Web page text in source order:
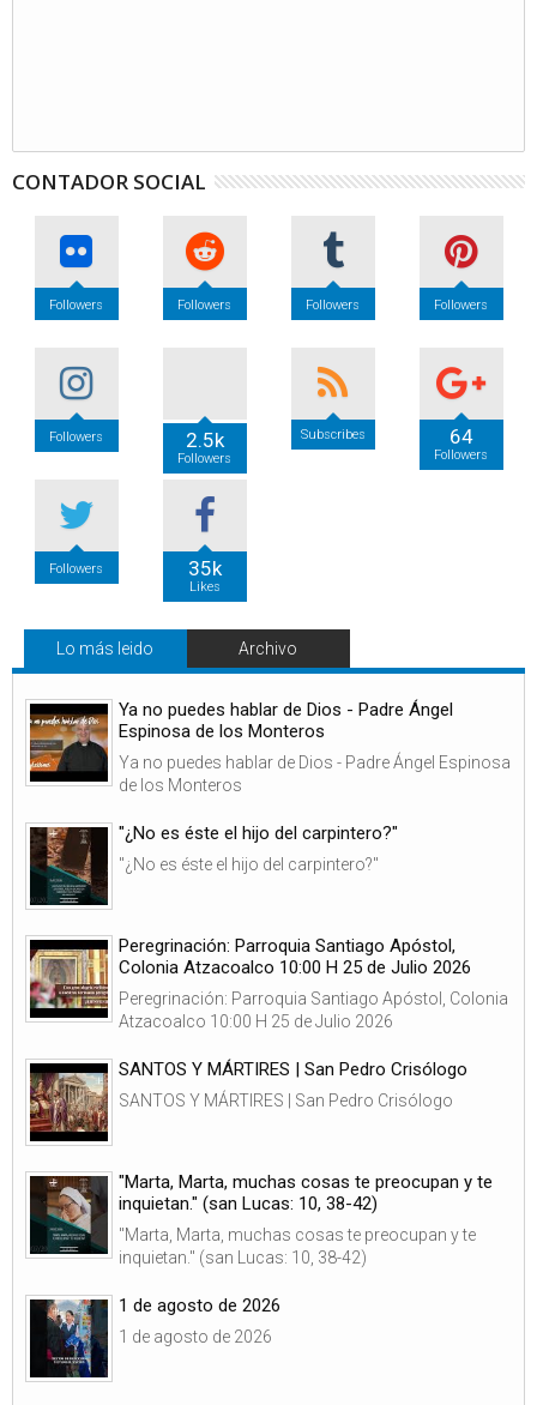
CONTADOR SOCIAL
Followers Followers Followers Followers
Followers 2.5k
Followers
Subscribes 64
Followers
Followers 35k
Likes
Lo más leido Archivo
Ya no puedes hablar de Dios - Padre Ángel
Espinosa de los Monteros
Ya no puedes hablar de Dios - Padre Ángel Espinosa
de los Monteros
"¿No es éste el hijo del carpintero?"
"¿No es éste el hijo del carpintero?"
Peregrinación: Parroquia Santiago Apóstol,
Colonia Atzacoalco 10:00 H 25 de Julio 2026
Peregrinación: Parroquia Santiago Apóstol, Colonia
Atzacoalco 10:00 H 25 de Julio 2026
SANTOS Y MÁRTIRES | San Pedro Crisólogo
SANTOS Y MÁRTIRES | San Pedro Crisólogo
"Marta, Marta, muchas cosas te preocupan y te
inquietan." (san Lucas: 10, 38-42)
"Marta, Marta, muchas cosas te preocupan y te
inquietan." (san Lucas: 10, 38-42)
1 de agosto de 2026
1 de agosto de 2026